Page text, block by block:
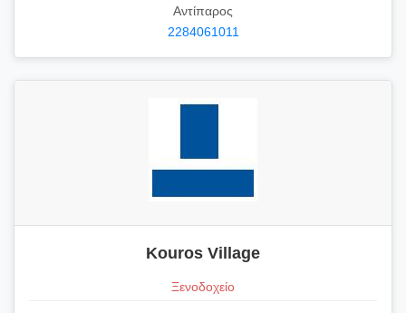
Αντίπαρος
2284061011
Kouros Village
Ξενοδοχείο